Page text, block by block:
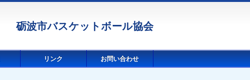
砺波市バスケットボール協会
リンク お問い合わせ